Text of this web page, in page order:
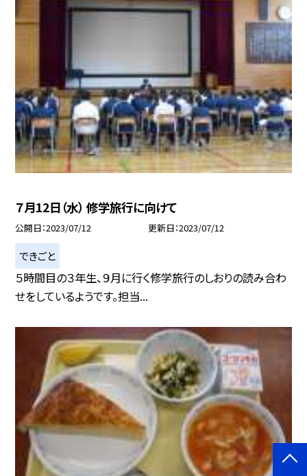
７月12日（水） 修学旅行に向けて
公開日 2023/07/12 更新日 2023/07/12
できごと
５時間目の３年生、９月に行く修学旅行のしおりの読み合わ
せをしているようです。担当...